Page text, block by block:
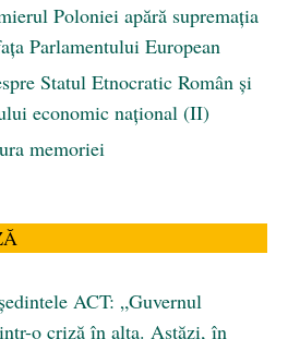
Poloniei apără supremația
Parlamentului European
Statul Etnocratic Român şi
economic naţional (II)
memoriei
ACT: „Guvernul
o criză în alta. Astăzi, în